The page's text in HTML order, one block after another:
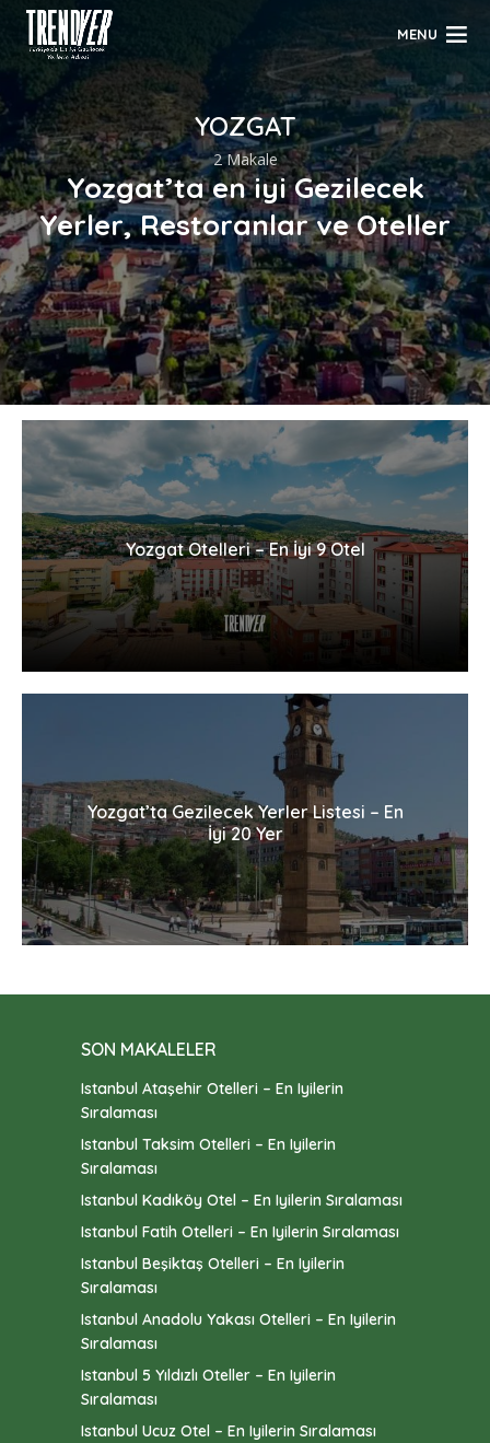
MENU
YOZGAT
2 Makale
Yozgat’ta en iyi Gezilecek
Yerler, Restoranlar ve Oteller
Yozgat Otelleri – En İyi 9 Otel
Yozgat’ta Gezilecek Yerler Listesi – En
İyi 20 Yer
SON MAKALELER
Istanbul Ataşehir Otelleri – En Iyilerin
Sıralaması
Istanbul Taksim Otelleri – En Iyilerin
Sıralaması
Istanbul Kadıköy Otel – En Iyilerin Sıralaması
Istanbul Fatih Otelleri – En Iyilerin Sıralaması
Istanbul Beşiktaş Otelleri – En Iyilerin
Sıralaması
Istanbul Anadolu Yakası Otelleri – En Iyilerin
Sıralaması
Istanbul 5 Yıldızlı Oteller – En Iyilerin
Sıralaması
Istanbul Ucuz Otel – En Iyilerin Sıralaması